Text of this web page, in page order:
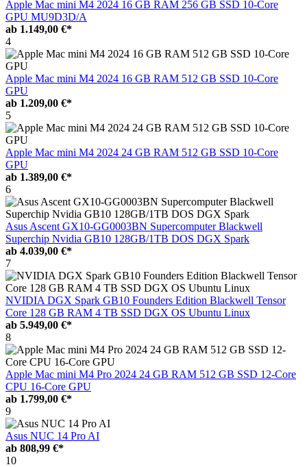
Apple Mac mini M4 2024 16 GB RAM 256 GB SSD 10-Core
GPU MU9D3D/A
ab 1.149,00 €*
4
Apple Mac mini M4 2024 16 GB RAM 512 GB SSD 10-Core
GPU
ab 1.209,00 €*
5
Apple Mac mini M4 2024 24 GB RAM 512 GB SSD 10-Core
GPU
ab 1.389,00 €*
6
Asus Ascent GX10-GG0003BN Supercomputer Blackwell
Superchip Nvidia GB10 128GB/1TB DOS DGX Spark
ab 4.039,00 €*
7
NVIDIA DGX Spark GB10 Founders Edition Blackwell Tensor
Core 128 GB RAM 4 TB SSD DGX OS Ubuntu Linux
ab 5.949,00 €*
8
Apple Mac mini M4 Pro 2024 24 GB RAM 512 GB SSD 12-Core
CPU 16-Core GPU
ab 1.799,00 €*
9
Asus NUC 14 Pro AI
ab 808,99 €*
10